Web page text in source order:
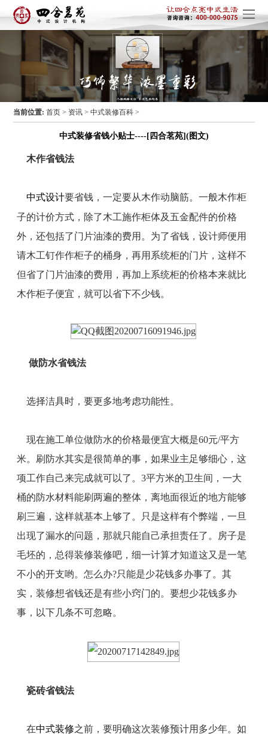
当前位置: 首页 > 资讯 >中式装修百科 >
中式装修省钱小贴士----[四合茗苑](图文)
木作省钱法
中式设计要省钱，一定要从木作动脑筋。一般木作柜
子的计价方式，除了木工施作柜体及五金配件的价格
外，还包括了门片油漆的费用。为了省钱，设计师便用
请木工钉作作柜子的桶身，再用系统柜的门片，这样不
但省了门片油漆的费用，再加上系统柜的价格本来就比
木作柜子便宜，就可以省下不少钱。
做防水省钱法
选择洁具时，要更多地考虑功能性。
现在施工单位做防水的价格最便宜大概是60元/平方
米。刷防水其实是很简单的事，如果业主足够细心，这
项工作自己来完成就可以了。3平方米的卫生间，一大
桶的防水材料能刷两遍的整体，离地面很近的地方能够
刷三遍，这样就基本上够了。只是这样有个弊端，一旦
出现了漏水的问题，那就只能自己承担责任了。房子是
毛坯的，总得装修装修吧，细一计算才知道这又是一笔
不小的开支哟。怎么办?只能是少花钱多办事了。其
实，装修想省钱还是有些小窍门的。要想少花钱多办
事，以下几条不可忽略。
瓷砖省钱法
在中式装修之前，要明确这次装修预计用多少年。如